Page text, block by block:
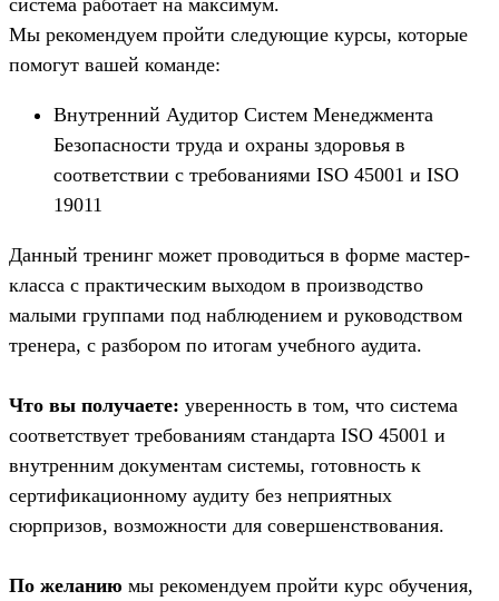
Мы рекомендуем пройти следующие курсы, которые
помогут вашей команде:
Внутренний Аудитор Систем Менеджмента
Безопасности труда и охраны здоровья в
соответствии с требованиями ISO 45001 и ISO
19011
Данный тренинг может проводиться в форме мастер-
класса с практическим выходом в производство
малыми группами под наблюдением и руководством
тренера, с разбором по итогам учебного аудита.
Что вы получаете: уверенность в том, что система
соответствует требованиям стандарта ISO 45001 и
внутренним документам системы, готовность к
сертификационному аудиту без неприятных
сюрпризов, возможности для совершенствования.
По желанию мы рекомендуем пройти курс обучения,